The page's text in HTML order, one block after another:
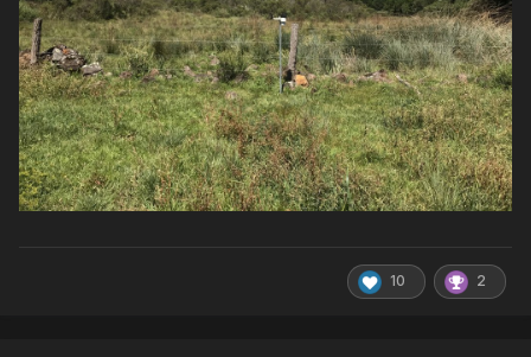
Não olhei todas mas as principais estão aí, excluindo
10 2